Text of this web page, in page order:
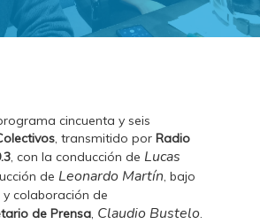
cincuenta y seis
, transmitido porRadio
, con la conducción de Lucas
de Leonardo Martín, bajo
colaboración de
de Prensa, Claudio Bustelo.